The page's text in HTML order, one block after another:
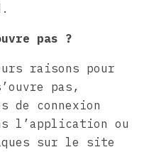
pas ?
raisons pour
pas,
de connexion
l’application ou
sur le site